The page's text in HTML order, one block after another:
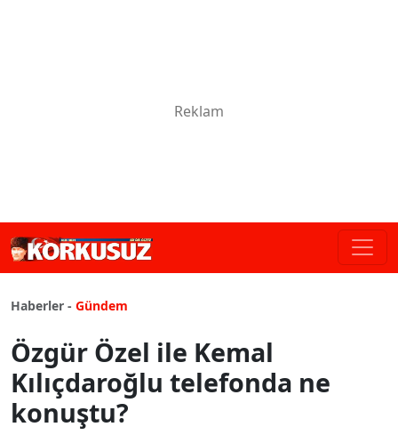
Haberler - Gündem
Özgür Özel ile Kemal
Kılıçdaroğlu telefonda ne
konuştu?